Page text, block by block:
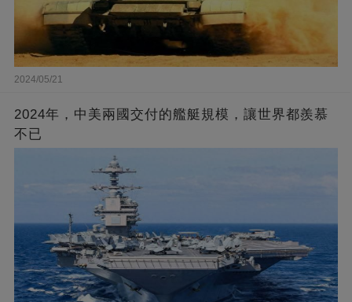
2024/05/21
2024年，中美兩國交付的艦艇規模，讓世界都羨慕
不已